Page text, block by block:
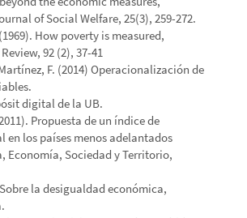
of Social Welfare, 25(3), 259-272.
How poverty is measured,
92 (2), 37-41
F. (2014) Operacionalización de
digital de la UB.
Propuesta de un índice de
en los países menos adelantados
Economía, Sociedad y Territorio,
la desigualdad económica,